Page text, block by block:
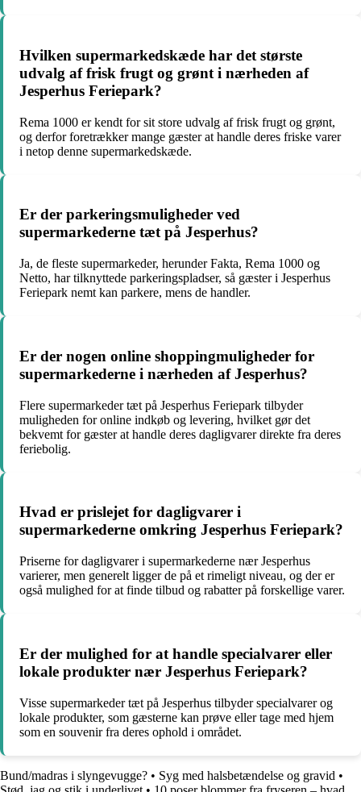
Hvilken supermarkedskæde har det største
udvalg af frisk frugt og grønt i nærheden af
Jesperhus Feriepark?
Rema 1000 er kendt for sit store udvalg af frisk frugt og grønt,
og derfor foretrækker mange gæster at handle deres friske varer
i netop denne supermarkedskæde.
Er der parkeringsmuligheder ved
supermarkederne tæt på Jesperhus?
Ja, de fleste supermarkeder, herunder Fakta, Rema 1000 og
Netto, har tilknyttede parkeringspladser, så gæster i Jesperhus
Feriepark nemt kan parkere, mens de handler.
Er der nogen online shoppingmuligheder for
supermarkederne i nærheden af Jesperhus?
Flere supermarkeder tæt på Jesperhus Feriepark tilbyder
muligheden for online indkøb og levering, hvilket gør det
bekvemt for gæster at handle deres dagligvarer direkte fra deres
feriebolig.
Hvad er prislejet for dagligvarer i
supermarkederne omkring Jesperhus Feriepark?
Priserne for dagligvarer i supermarkederne nær Jesperhus
varierer, men generelt ligger de på et rimeligt niveau, og der er
også mulighed for at finde tilbud og rabatter på forskellige varer.
Er der mulighed for at handle specialvarer eller
lokale produkter nær Jesperhus Feriepark?
Visse supermarkeder tæt på Jesperhus tilbyder specialvarer og
lokale produkter, som gæsterne kan prøve eller tage med hjem
som en souvenir fra deres ophold i området.
Bund/madras i slyngevugge? • Syg med halsbetændelse og gravid •